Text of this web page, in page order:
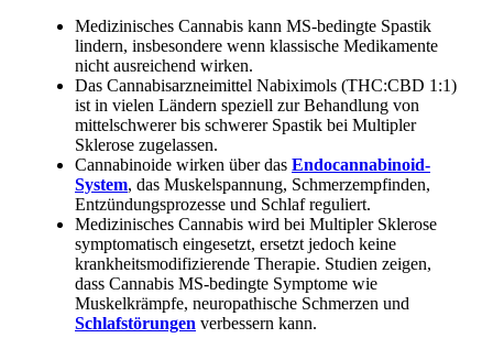
Medizinisches Cannabis kann MS-bedingte Spastik
lindern, insbesondere wenn klassische Medikamente
nicht ausreichend wirken.
Das Cannabisarzneimittel Nabiximols (THC:CBD 1:1)
ist in vielen Ländern speziell zur Behandlung von
mittelschwerer bis schwerer Spastik bei Multipler
Sklerose zugelassen.
Cannabinoide wirken über das Endocannabinoid-
System, das Muskelspannung, Schmerzempfinden,
Entzündungsprozesse und Schlaf reguliert.
Medizinisches Cannabis wird bei Multipler Sklerose
symptomatisch eingesetzt, ersetzt jedoch keine
krankheitsmodifizierende Therapie. Studien zeigen,
dass Cannabis MS-bedingte Symptome wie
Muskelkrämpfe, neuropathische Schmerzen und
Schlafstörungen verbessern kann.